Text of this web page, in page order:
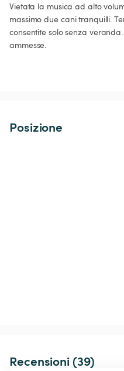
Vietata la musica ad alto
massimo due cani tranquilli.
consentite solo senza
ammesse.
Posizione
Recensioni (39)